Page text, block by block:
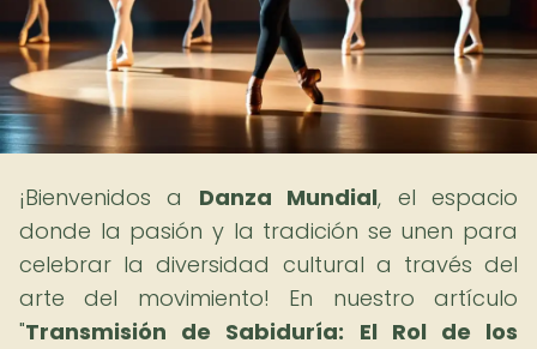
¡Bienvenidos a Danza Mundial, el espacio
donde la pasión y la tradición se unen para
celebrar la diversidad cultural a través del
arte del movimiento! En nuestro artículo
"Transmisión de Sabiduría: El Rol de los